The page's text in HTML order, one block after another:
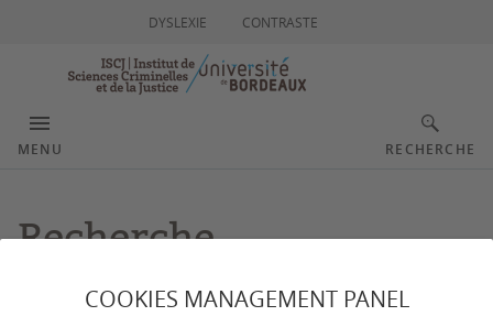
COOKIES MANAGEMENT PANEL
DYSLEXIE CONTRASTE
MENU RECHERCHE
Recherche